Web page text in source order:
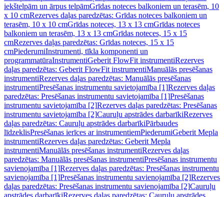
iekštelpām un ārpus telpāmGrīdas noteces balkoniem un terasēm, 10
x 10 cmRezerves daļas paredzētas: Grīdas noteces balkoniem un
terasēm, 10 x 10 cmGrīdas noteces, 13 x 13 cmGrīdas noteces
balkoniem un terasēm, 13 x 13 cmGrīdas noteces, 15 x 15
cmRezerves daļas paredzētas: Grīdas noteces, 15 x 15
cmPiederumiInstrumenti, tīkla komponenti un
programmatūraInstrumentiGeberit FlowFit instrumentiRezerves
daļas paredzētas: Geberit FlowFit instrumentiManuālās presēšanas
instrumentiRezerves daļas paredzētas: Manuālās presēšanas
instrumentiPresēšanas instrumentu savietojamība [1]Rezerves daļas
paredzētas: Presēšanas instrumentu savietojamība [1]Presēšanas
instrumentu savietojamība [2]Rezerves daļas paredzētas: Presēšanas
instrumentu savietojamība [2]Cauruļu apstrādes darbarīkiRezerves
daļas paredzētas: Cauruļu apstrādes darbarīkiPārbaudes
līdzeklisPresēšanas ierīces ar instrumentiemPiederumiGeberit Mepla
instrumentiRezerves daļas paredzētas: Geberit Mepla
instrumentiManuālās presēšanas instrumentiRezerves daļas
paredzētas: Manuālās presēšanas instrumentiPresēšanas instrumentu
savienojamība [1]Rezerves daļas paredzētas: Presēšanas instrumentu
savienojamība [1]Presēšanas instrumentu savienojamība [2]Rezerves
daļas paredzētas: Presēšanas instrumentu savienojamība [2]Cauruļu
apstrādes darbarīkiRezerves daļas paredzētas: Cauruļu apstrādes